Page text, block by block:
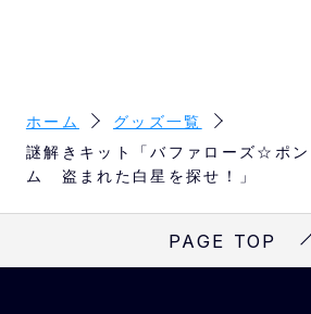
能で、いつでも自宅などのお
ぶことができます♪
サイズ
謎解きキット:A5サイズ
・盗まれた白星を探せ！ゲー
ホーム
グッズ一覧
謎解きキット「バファローズ☆ポ
ム 盗まれた白星を探せ！」
PAGE TOP